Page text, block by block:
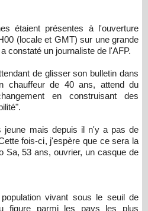
étaient présentes à l'ouverture
(locale et GMT) sur une grande
constaté un journaliste de l'AFP.
de glisser son bulletin dans
chauffeur de 40 ans, attend du
en construisant des
jeune mais depuis il n'y a pas de
fois-ci, j'espère que ce sera la
Sa, 53 ans, ouvrier, un casque de
vivant sous le seuil de
figure parmi les pays les plus